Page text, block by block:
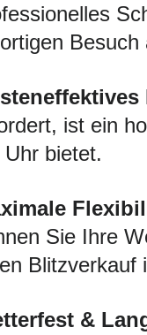
Besuch
ist ein
Uhr bietet.
Sie Ihre
Blitzverkauf
&